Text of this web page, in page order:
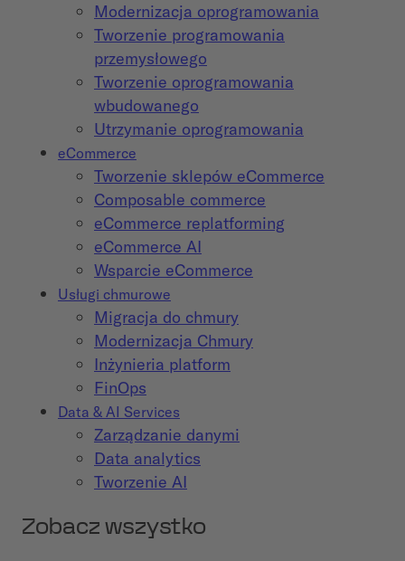
Modernizacja oprogramowania
Tworzenie programowania
przemysłowego
Tworzenie oprogramowania
wbudowanego
Utrzymanie oprogramowania
eCommerce
Tworzenie sklepów eCommerce
Composable commerce
eCommerce replatforming
eCommerce AI
Wsparcie eCommerce
Usługi chmurowe
Migracja do chmury
Modernizacja Chmury
Inżynieria platform
FinOps
Data & AI Services
Zarządzanie danymi
Data analytics
Tworzenie AI
Zobacz wszystko